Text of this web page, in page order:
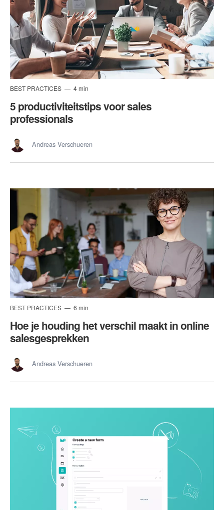
BEST PRACTICES 4 min
5 productiviteitstips voor sales
professionals
Andreas Verschueren
BEST PRACTICES 6 min
Hoe je houding het verschil maakt in online
salesgesprekken
Andreas Verschueren